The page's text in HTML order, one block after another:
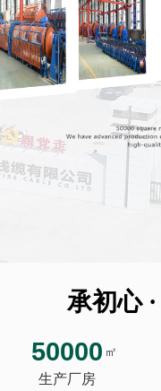
承初心
50000 ㎡
生产厂房